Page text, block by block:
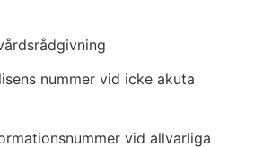
nummer vid icke akuta
vid allvarliga